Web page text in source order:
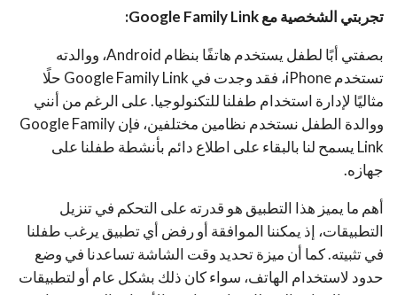
تجربتي الشخصية مع Google Family Link:
بصفتي أبًا لطفل يستخدم هاتفًا بنظام Android، ووالدته
تستخدم iPhone، فقد وجدت في Google Family Link حلًا
مثاليًا لإدارة استخدام طفلنا للتكنولوجيا. على الرغم من أنني
ووالدة الطفل نستخدم نظامين مختلفين، فإن Google Family
Link يسمح لنا بالبقاء على اطلاع دائم بأنشطة طفلنا على
جهازه.
أهم ما يميز هذا التطبيق هو قدرته على التحكم في تنزيل
التطبيقات، إذ يمكننا الموافقة أو رفض أي تطبيق يرغب طفلنا
في تثبيته. كما أن ميزة تحديد وقت الشاشة تساعدنا في وضع
حدود لاستخدام الهاتف، سواء كان ذلك بشكل عام أو لتطبيقات